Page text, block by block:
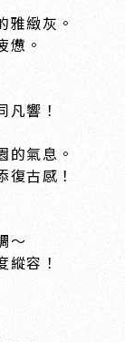
雅緻灰。
憊。
響！
的氣息。
古感！
～
容！